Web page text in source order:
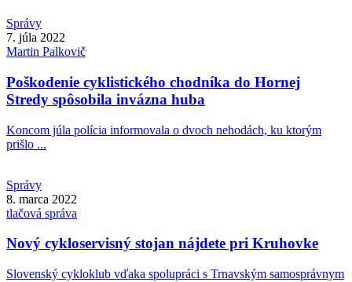
Správy
7. júla 2022
Martin Palkovič
Poškodenie cyklistického chodníka do Hornej
Stredy spôsobila invázna huba
Koncom júla polícia informovala o dvoch nehodách, ku ktorým
prišlo ...
Správy
8. marca 2022
tlačová správa
Nový cykloservisný stojan nájdete pri Kruhovke
Slovenský cykloklub vďaka spolupráci s Trnavským samosprávnym